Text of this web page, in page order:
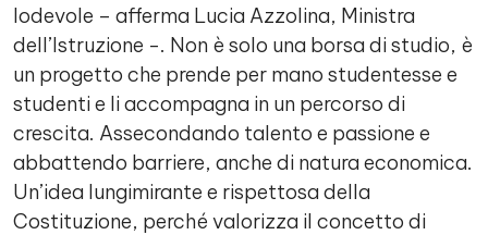
lodevole – afferma Lucia Azzolina, Ministra
dell’Istruzione -. Non è solo una borsa di studio, è
un progetto che prende per mano studentesse e
studenti e li accompagna in un percorso di
crescita. Assecondando talento e passione e
abbattendo barriere, anche di natura economica.
Un’idea lungimirante e rispettosa della
Costituzione, perché valorizza il concetto di